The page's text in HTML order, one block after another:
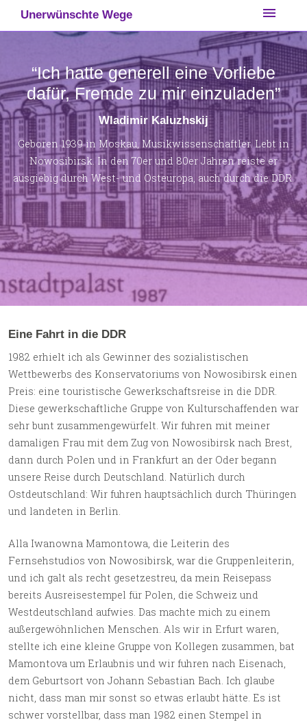
Unerwünschte Wege menu
“Ich hatte generell eine Vorliebe
dafür, Fremde zu mir einzuladen”
Wladimir Kaluzhskij
Geboren 1939 in Moskau, Musikwissenschaftler. Lebt in
Nowosibirsk. In den 70er und 80er Jahren reiste er
ausgiebig durch West- und Osteuropa, auch durch die DDR.
Eine Fahrt in die DDR
1982 erhielt ich als Gewinner des sozialistischen
Wettbewerbs des Konservatoriums von Nowosibirsk einen
Preis: eine touristische Gewerkschaftsreise in die DDR.
Diese gewerkschaftliche Gruppe von Kulturschaffenden war
sehr bunt zusammengewürfelt. Wir fuhren mit meiner
damaligen Frau mit dem Zug von Nowosibirsk nach Brest,
dann durch Polen und in Frankfurt an der Oder begann
unsere Reise durch Deutschland. Natürlich durch
Ostdeutschland: Wir fuhren hauptsächlich durch Thüringen
und landeten in Berlin.
Alla Iwanowna Mamontowa, die Leiterin des
Fernsehstudios von Nowosibirsk, war die Gruppenleiterin,
und ich galt als recht gesetzestreu, da mein Reisepass
bereits Ausreisestempel für Polen, die Schweiz und
Westdeutschland aufwies. Das machte mich zu einem
außergewöhnlichen Menschen. Als wir in Erfurt waren,
stellte ich eine kleine Gruppe von Kollegen zusammen, bat
Mamontova um Erlaubnis und wir fuhren nach Eisenach,
dem Geburtsort von Johann Sebastian Bach. Ich glaube
nicht, dass man mir sonst so etwas erlaubt hätte. Es ist
schwer vorstellbar, dass man 1982 einen Stempel in